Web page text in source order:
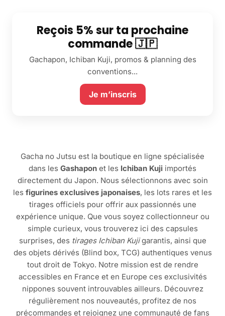
Reçois 5% sur ta prochaine
commande 🇯🇵
Gachapon, Ichiban Kuji, promos & planning des
conventions...
Je m’inscris
Gacha no Jutsu est la boutique en ligne spécialisée
dans les Gashapon et les Ichiban Kuji importés
directement du Japon. Nous sélectionnons avec soin
les figurines exclusives japonaises, les lots rares et les
tirages officiels pour offrir aux passionnés une
expérience unique. Que vous soyez collectionneur ou
simple curieux, vous trouverez ici des capsules
surprises, des tirages Ichiban Kujigarantis, ainsi que
des objets dérivés (Blind box, TCG) authentiques venus
tout droit de Tokyo. Notre mission est de rendre
accessibles en France et en Europe ces exclusivités
nippones souvent introuvables ailleurs. Découvrez
régulièrement nos nouveautés, profitez de nos
précommandes et rejoignez une communauté de fans